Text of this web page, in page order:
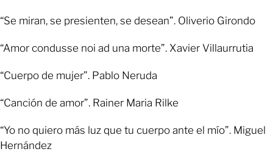
“Se miran, se presienten, se desean”. Oliverio Girondo
“Amor condusse noi ad una morte”. Xavier Villaurrutia
“Cuerpo de mujer”. Pablo Neruda
“Canción de amor”. Rainer Maria Rilke
“Yo no quiero más luz que tu cuerpo ante el mío”. Miguel
Hernández